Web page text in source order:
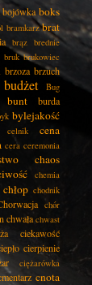
bojówka boks
bramkarz brat
brąz brednie
bruk brukowiec
brzoza brzuch
budżet Bug
bunt burda
bylejakość
celnik cena
cera ceremonia
chaos
chemia
chłop chodnik
chór
chwała chwast
ciekawość
cierpienie
ciężarówka
cnota